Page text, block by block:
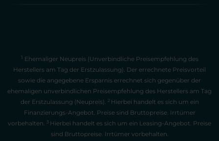
1 Ehemaliger Neupreis (Unverbindliche Preisempfehlung des
Herstellers am Tag der Erstzulassung). Der errechnete Preisvorteil
sowie die angegebene Ersparnis errechnet sich gegenüber der
ehemaligen unverbindlichen Preisempfehlung des Herstellers am Tag
der Erstzulassung (Neupreis). 2 Hierbei handelt es sich um ein
Finanzierungs-Angebot. Preise sind Bruttopreise. Irrtümer
vorbehalten. 3 Hierbei handelt es sich um ein Leasing-Angebot. Preise
sind Bruttopreise. Irrtümer vorbehalten.